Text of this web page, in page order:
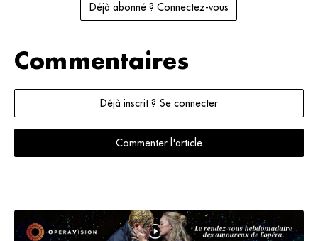
Déjà abonné ? Connectez-vous
Commentaires
Déjà inscrit ? Se connecter
Commenter l'article